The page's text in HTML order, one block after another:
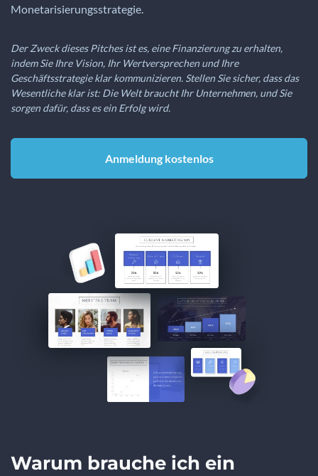
Monetarisierungsstrategie.
Der Zweck dieses Pitches ist es, eine Finanzierung zu erhalten,
indem Sie Ihre Vision, Ihr Wertversprechen und Ihre
Geschäftsstrategie klar kommunizieren. Stellen Sie sicher, dass das
Wesentliche klar ist: Die Welt braucht Ihr Unternehmen, und Sie
sorgen dafür, dass es ein Erfolg wird.
Anmeldung kostenlos
Warum brauche ich ein